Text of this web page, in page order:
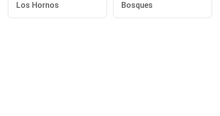
Los Hornos Bosques